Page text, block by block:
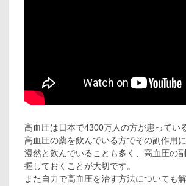
高血圧は日本で4300万人の方が患ってい
高血圧の薬を飲んでいる方でその副作用
漫然と飲んでいることも多く、高血圧の
握しておくことが大切です。
また自力で高血圧を治す方法についても